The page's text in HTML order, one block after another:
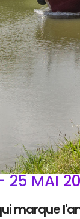
25 MAI
marque